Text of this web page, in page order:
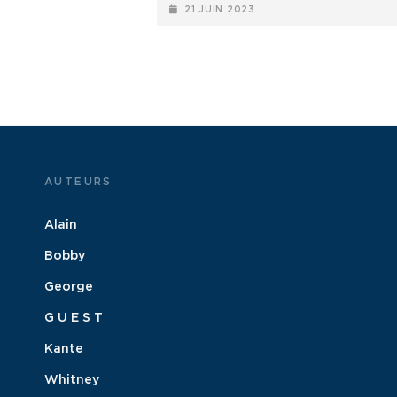
POSTED-
21 JUIN 2023
AUTEURS
Alain
Bobby
George
G U E S T
Kante
Whitney